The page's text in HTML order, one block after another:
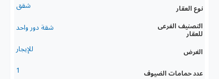
نوع العقار شقق
التصنيف الفرعى
للعقار
شقة دور واحد
الغرض للإيجار
عدد حمامات الضيوف 1